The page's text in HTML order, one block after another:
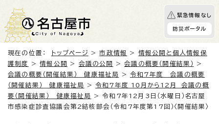
緊急情報なし
防災ポータル
現在の位置： トップページ >市政情報 > 情報公開と個人情報保
護制度
>情報公開 > 会議の公開 >会議の概要（開催結果）
>
会議の概要（開催結果） 健康福祉局
>令和7年度 会議の概要
（開催結果） 健康福祉局
>令和7年度 10月から12月 会議の概
要（開催結果） 健康福祉局
> 令和7年12月3日（水曜日）名古屋
市感染症診査協議会第2結核部会（令和7年度第17回）〈開催結果〉